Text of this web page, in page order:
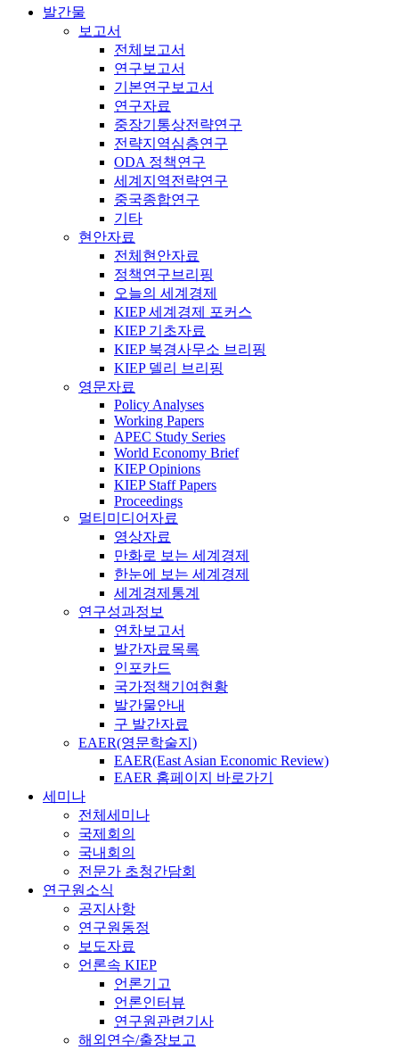
발간물
보고서
전체보고서
연구보고서
기본연구보고서
연구자료
중장기통상전략연구
전략지역심층연구
ODA 정책연구
세계지역전략연구
중국종합연구
기타
현안자료
전체현안자료
정책연구브리핑
오늘의 세계경제
KIEP 세계경제 포커스
KIEP 기초자료
KIEP 북경사무소 브리핑
KIEP 델리 브리핑
영문자료
Policy Analyses
Working Papers
APEC Study Series
World Economy Brief
KIEP Opinions
KIEP Staff Papers
Proceedings
멀티미디어자료
영상자료
만화로 보는 세계경제
한눈에 보는 세계경제
세계경제통계
연구성과정보
연차보고서
발간자료목록
인포카드
국가정책기여현황
발간물안내
구 발간자료
EAER(영문학술지)
EAER(East Asian Economic Review)
EAER 홈페이지 바로가기
세미나
전체세미나
국제회의
국내회의
전문가 초청간담회
연구원소식
공지사항
연구원동정
보도자료
언론속 KIEP
언론기고
언론인터뷰
연구원관련기사
해외연수/출장보고